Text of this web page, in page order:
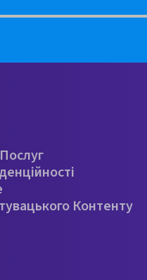
Контенту